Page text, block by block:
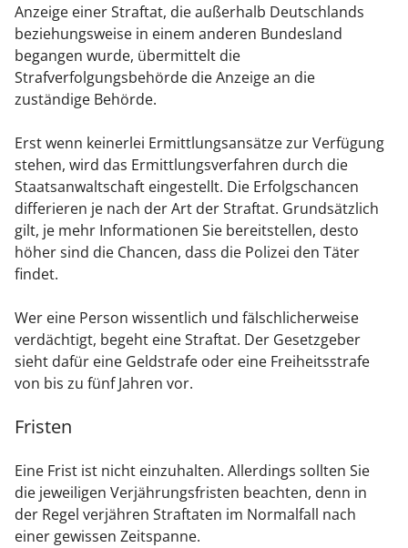
Anzeige einer Straftat, die außerhalb Deutschlands
beziehungsweise in einem anderen Bundesland
begangen wurde, übermittelt die
Strafverfolgungsbehörde die Anzeige an die
zuständige Behörde.
Erst wenn keinerlei Ermittlungsansätze zur Verfügung
stehen, wird das Ermittlungsverfahren durch die
Staatsanwaltschaft eingestellt. Die Erfolgschancen
differieren je nach der Art der Straftat. Grundsätzlich
gilt, je mehr Informationen Sie bereitstellen, desto
höher sind die Chancen, dass die Polizei den Täter
findet.
Wer eine Person wissentlich und fälschlicherweise
verdächtigt, begeht eine Straftat. Der Gesetzgeber
sieht dafür eine Geldstrafe oder eine Freiheitsstrafe
von bis zu fünf Jahren vor.
Fristen
Eine Frist ist nicht einzuhalten. Allerdings sollten Sie
die jeweiligen Verjährungsfristen beachten, denn in
der Regel verjähren Straftaten im Normalfall nach
einer gewissen Zeitspanne.